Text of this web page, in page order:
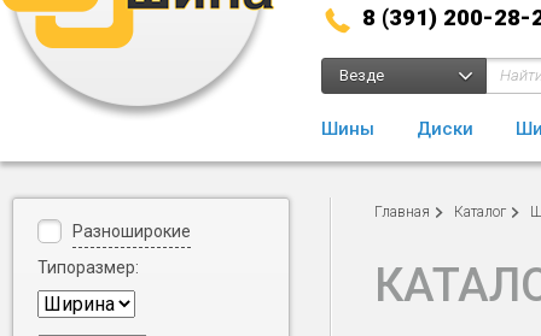
8 (391) 200-28-
Везде
Шины Диски
Главная Каталог
Разноширокие
Типоразмер: